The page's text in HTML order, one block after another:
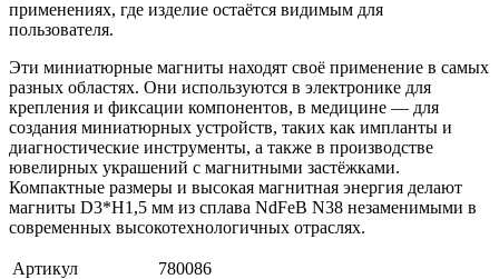
применениях, где изделие остаётся видимым для
пользователя.
Эти миниатюрные магниты находят своё применение в самых
разных областях. Они используются в электронике для
крепления и фиксации компонентов, в медицине — для
создания миниатюрных устройств, таких как импланты и
диагностические инструменты, а также в производстве
ювелирных украшений с магнитными застёжками.
Компактные размеры и высокая магнитная энергия делают
магниты D3*H1,5 мм из сплава NdFeB N38 незаменимыми в
современных высокотехнологичных отраслях.
Артикул
780086